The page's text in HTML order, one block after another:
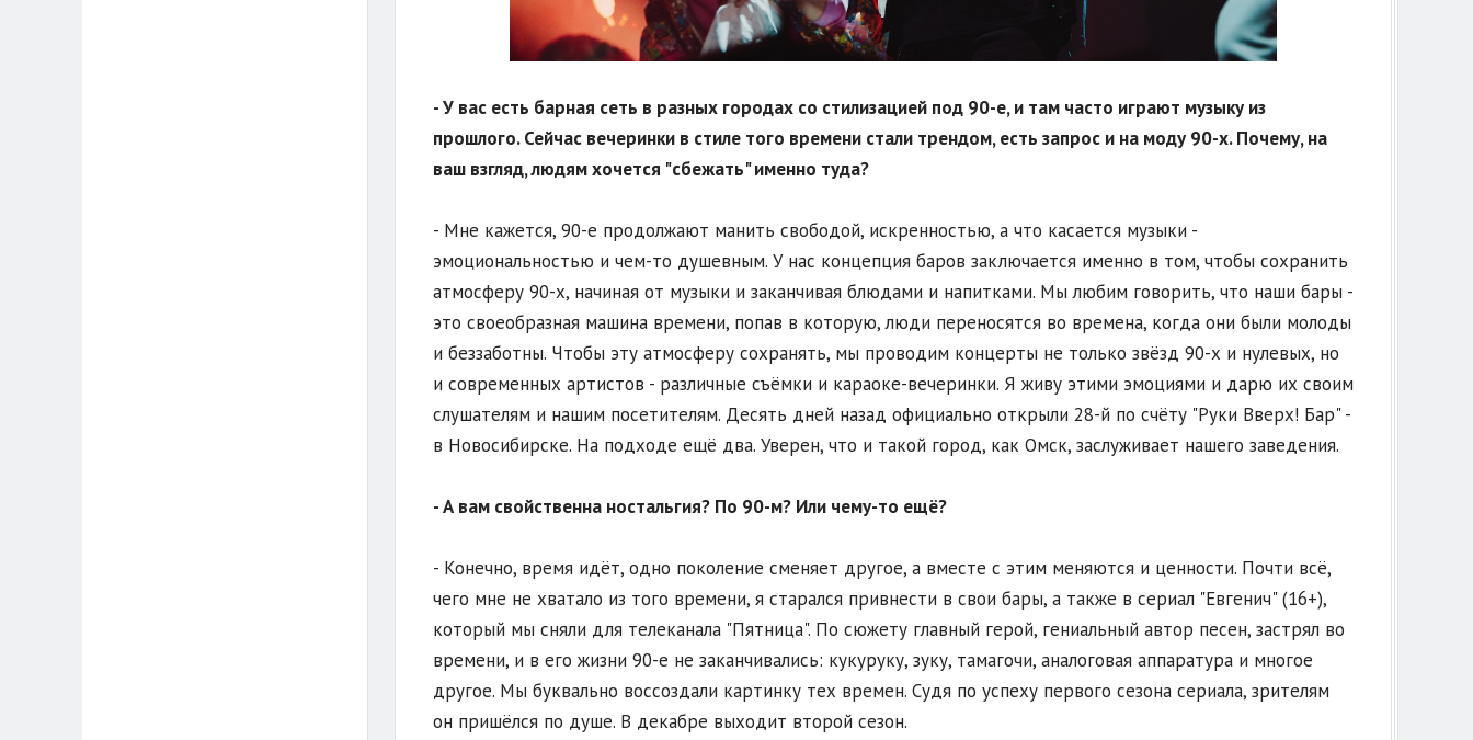
- У вас есть барная сеть в разных городах со стилизацией под 90-е, и там часто играют музыку из
прошлого. Сейчас вечеринки в стиле того времени стали трендом, есть запрос и на моду 90-х. Почему, на
ваш взгляд, людям хочется "сбежать" именно туда?
- Мне кажется, 90-е продолжают манить свободой, искренностью, а что касается музыки -
эмоциональностью и чем-то душевным. У нас концепция баров заключается именно в том, чтобы сохранить
атмосферу 90-х, начиная от музыки и заканчивая блюдами и напитками. Мы любим говорить, что наши бары -
это своеобразная машина времени, попав в которую, люди переносятся во времена, когда они были молоды
и беззаботны. Чтобы эту атмосферу сохранять, мы проводим концерты не только звёзд 90-х и нулевых, но
и современных артистов - различные съёмки и караоке-вечеринки. Я живу этими эмоциями и дарю их своим
слушателям и нашим посетителям. Десять дней назад официально открыли 28-й по счёту "Руки Вверх! Бар" -
в Новосибирске. На подходе ещё два. Уверен, что и такой город, как Омск, заслуживает нашего заведения.
- А вам свойственна ностальгия? По 90-м? Или чему-то ещё?
- Конечно, время идёт, одно поколение сменяет другое, а вместе с этим меняются и ценности. Почти всё,
чего мне не хватало из того времени, я старался привнести в свои бары, а также в сериал "Евгенич" (16+),
который мы сняли для телеканала "Пятница". По сюжету главный герой, гениальный автор песен, застрял во
времени, и в его жизни 90-е не заканчивались: кукуруку, зуку, тамагочи, аналоговая аппаратура и многое
другое. Мы буквально воссоздали картинку тех времен. Судя по успеху первого сезона сериала, зрителям
он пришёлся по душе. В декабре выходит второй сезон.